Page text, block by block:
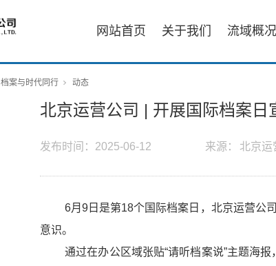
网站首页 关于我们 流域概况
档案与时代同行 动态
北京运营公司 | 开展国际档案日
发布时间： 2025-06-12 来源： 北京运
6月9日是第18个国际档案日，北京运营公
意识。
通过在办公区域张贴“请听档案说”主题海